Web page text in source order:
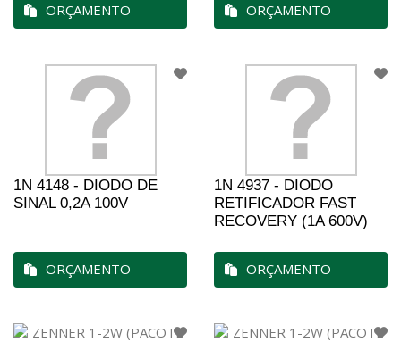
ORÇAMENTO ORÇAMENTO
1N 4148 - DIODO DE
SINAL 0,2A 100V
ORÇAMENTO
1N 4937 - DIODO
RETIFICADOR FAST
RECOVERY (1A 600V)
ORÇAMENTO